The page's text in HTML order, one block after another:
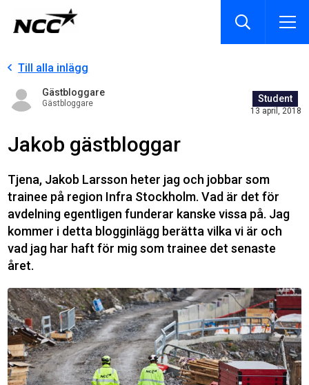
Till alla inlägg
Gästbloggare
Gästbloggare Student
13 april, 2018
Jakob gästbloggar
Tjena, Jakob Larsson heter jag och jobbar som
trainee på region Infra Stockholm. Vad är det för
avdelning egentligen funderar kanske vissa på. Jag
kommer i detta blogginlägg berätta vilka vi är och
vad jag har haft för mig som trainee det senaste
året.